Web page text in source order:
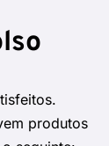
produtos